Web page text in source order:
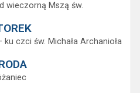
wieczorną Mszą św.
czci św. Michała Archanioła